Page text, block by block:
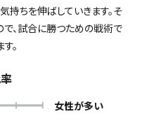
持ちを伸ばしていきます。そ
、試合に勝つための戦術で
。
女性が多い